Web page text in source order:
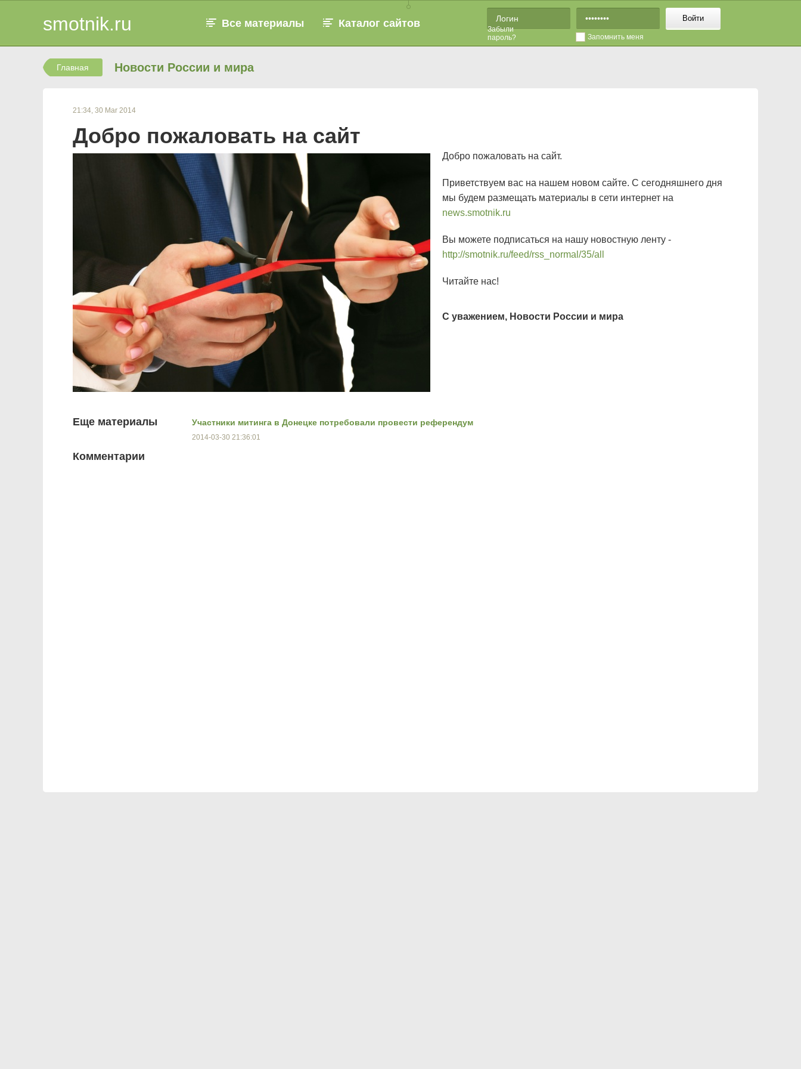
smotnik.ru Все материалы Каталог сайтов Войти
Забыли
пароль?
Запомнить меня
Главная Новости России и мира
21:34, 30 Mar 2014
Добро пожаловать на сайт
Добро пожаловать на сайт.
Приветствуем вас на нашем новом сайте. С сегодняшнего дня
мы будем размещать материалы в сети интернет на
news.smotnik.ru
Вы можете подписаться на нашу новостную ленту -
http://smotnik.ru/feed/rss_normal/35/all
Читайте нас!
С уважением, Новости России и мира
Еще материалы Участники митинга в Донецке потребовали провести референдум
2014-03-30 21:36:01
Комментарии